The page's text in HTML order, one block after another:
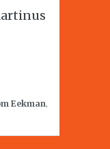
Eekman,